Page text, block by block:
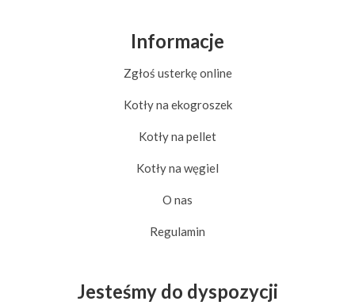
Informacje
Zgłoś usterkę online
Kotły na ekogroszek
Kotły na pellet
Kotły na węgiel
O nas
Regulamin
Jesteśmy do dyspozycji